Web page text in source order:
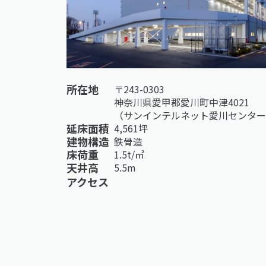
所在地
〒243-0303
神奈川県愛甲郡愛川町中津4021
（サンインテルネット愛川センタ
延床面積 4,561坪
建物構造 鉄骨造
床荷重 1.5t/㎡
天井高 5.5m
アクセス